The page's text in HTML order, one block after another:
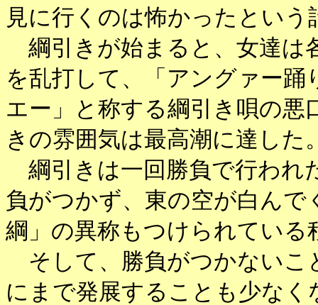
見に行くのは怖かったという
綱引きが始まると、女達は
を乱打して、「アングァー
エー」と称する綱引き唄の悪
きの雰囲気は最高潮に達した
綱引きは一回勝負で行われ
負がつかず、東の空が白ん
綱」の異称もつけられている
そして、勝負がつかないこ
にまで発展することも少な